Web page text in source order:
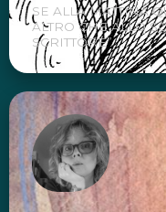
SE ALLA MATTINA
ALTRO CHE ALLO
SCRITTORE” ...